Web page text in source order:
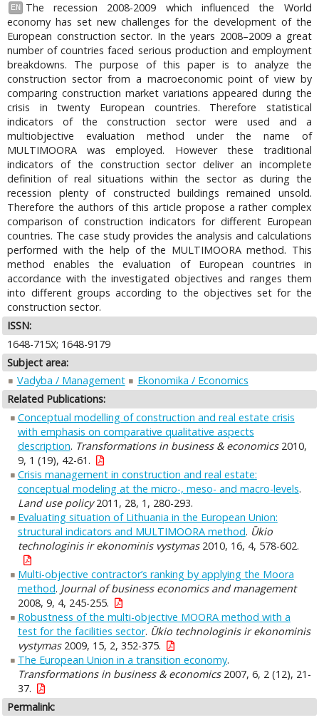
EN
The recession 2008-2009 which influenced the World
economy has set new challenges for the development of the
European construction sector. In the years 2008–2009 a great
number of countries faced serious production and employment
breakdowns. The purpose of this paper is to analyze the
construction sector from a macroeconomic point of view by
comparing construction market variations appeared during the
crisis in twenty European countries. Therefore statistical
indicators of the construction sector were used and a
multiobjective evaluation method under the name of
MULTIMOORA was employed. However these traditional
indicators of the construction sector deliver an incomplete
definition of real situations within the sector as during the
recession plenty of constructed buildings remained unsold.
Therefore the authors of this article propose a rather complex
comparison of construction indicators for different European
countries. The case study provides the analysis and calculations
performed with the help of the MULTIMOORA method. This
method enables the evaluation of European countries in
accordance with the investigated objectives and ranges them
into different groups according to the objectives set for the
construction sector.
ISSN:
1648-715X; 1648-9179
Subject area:
Vadyba / Management
Ekonomika / Economics
Related Publications:
Conceptual modelling of construction and real estate crisis
with emphasis on comparative qualitative aspects
description. Transformations in business & economics2010,
9, 1 (19), 42-61.
Crisis management in construction and real estate:
conceptual modeling at the micro-, meso- and macro-levels.
Land use policy2011, 28, 1, 280-293.
Evaluating situation of Lithuania in the European Union:
structural indicators and MULTIMOORA method. Ūkio
technologinis ir ekonominis vystymas2010, 16, 4, 578-602.
Multi-objective contractor’s ranking by applying the Moora
method. Journal of business economics and management
2008, 9, 4, 245-255.
Robustness of the multi-objective MOORA method with a
test for the facilities sector. Ūkio technologinis ir ekonominis
vystymas2009, 15, 2, 352-375.
The European Union in a transition economy.
Transformations in business & economics2007, 6, 2 (12), 21-
37.
Permalink: